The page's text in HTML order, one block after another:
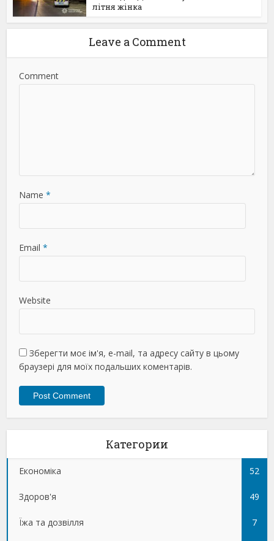
літня жінка
Leave a Comment
Comment
Name *
Email *
Website
Зберегти моє ім'я, e-mail, та адресу сайту в цьому
браузері для моїх подальших коментарів.
Категории
Економіка 52
Здоров'я 49
Їжа та дозвілля 7